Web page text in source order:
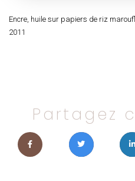
Encre, huile sur papiers de riz
2011
Partagez